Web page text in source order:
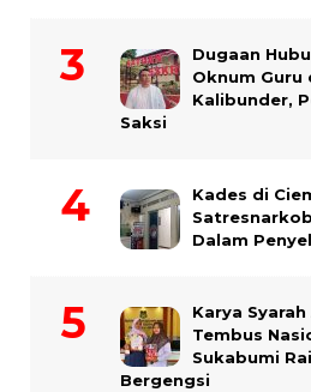
Dugaan
Oknum Guru
Kalibunder,
Saksi
Kades di
Dalam
Karya
Tembus
Sukabumi
Bergengsi